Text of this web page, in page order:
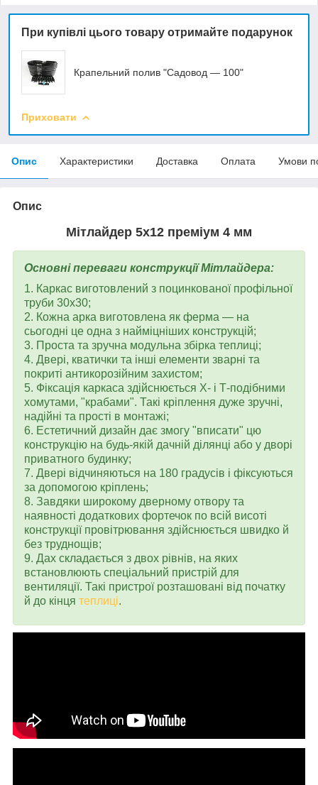
При купівлі цього товару отримайте подарунок
Крапельний полив "Садовод — 100"
Приховати
Опис Характеристики Доставка Оплата Умови
Опис
Мітлайдер 5х12 преміум 4 мм
Основні переваги конструкції Мітлайдера:
1. Каркас виготовлений з поцинкованої профільної
труби 30х30;
2. Кожна арка виготовлена як ферма — на
сьогодні це одна з найміцніших конструкцій;
3. Проста та зручна модульна збірка теплиці;
4. Двері, кватички та інші елементи зварні та
покриті антикорозійним захистом;
5. Фіксація каркаса здійснюється Х- і Т-подібними
хомутами, "крабами". Такі кріплення дуже зручні,
надійні та прості в монтажі;
6. Естетичний дизайн дає змогу "вписати" цю
конструкцію на будь-якій дачній ділянці або у дворі
приватного будинку;
7. Двері відчиняються на 180 градусів і фіксуються
за допомогою кріплень;
8. Завдяки широкому дверному отвору та
наявності додаткових фортечок по всій висоті
конструкції провітрювання здійснюється швидко й
без труднощів;
9. Дах складається з двох рівнів, на яких
встановлюють спеціальний пристрій для
вентиляції. Такі пристрої розташовані від початку
й до кінця теплиці.